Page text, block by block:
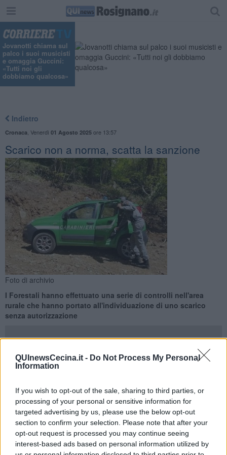
QUInewsCecina.it - Do Not Process My Personal
Information
If you wish to opt-out of the sale, sharing to third parties, or
processing of your personal or sensitive information for
targeted advertising by us, please use the below opt-out
section to confirm your selection. Please note that after your
opt-out request is processed you may continue seeing
interest-based ads based on personal information utilized by
Jovanotti chiama sul
palco i suoi musicisti
e omaggia Guccini:
«Tutti noi gli
dobbiamo qualcosa»
Indietro
Cronaca Venerdì 01 Agosto 2025ore 13:57
Scarico non a norma, scatta la sanzione
Foto di archivio
I Forestali hanno effettuato una serie di controlli nell'area
rurale che hanno portato all'individuazione di uno scarico
senza autorizzazione
di un servizio di perlustrazione in area rurale hanno contestato a
due persone di 40 e 50 anni della zona la violazione della
normativa ambientale inerente allo scarico di reflui ad uso abitativo
senza autorizzazione.
A seguito del sopralluogo, infatti, è emerso che le acque reflue ad
uso abitativo domestico derivanti da un terreno privato confluivano